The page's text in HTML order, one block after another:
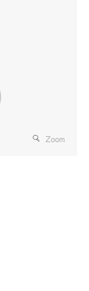
Zoom